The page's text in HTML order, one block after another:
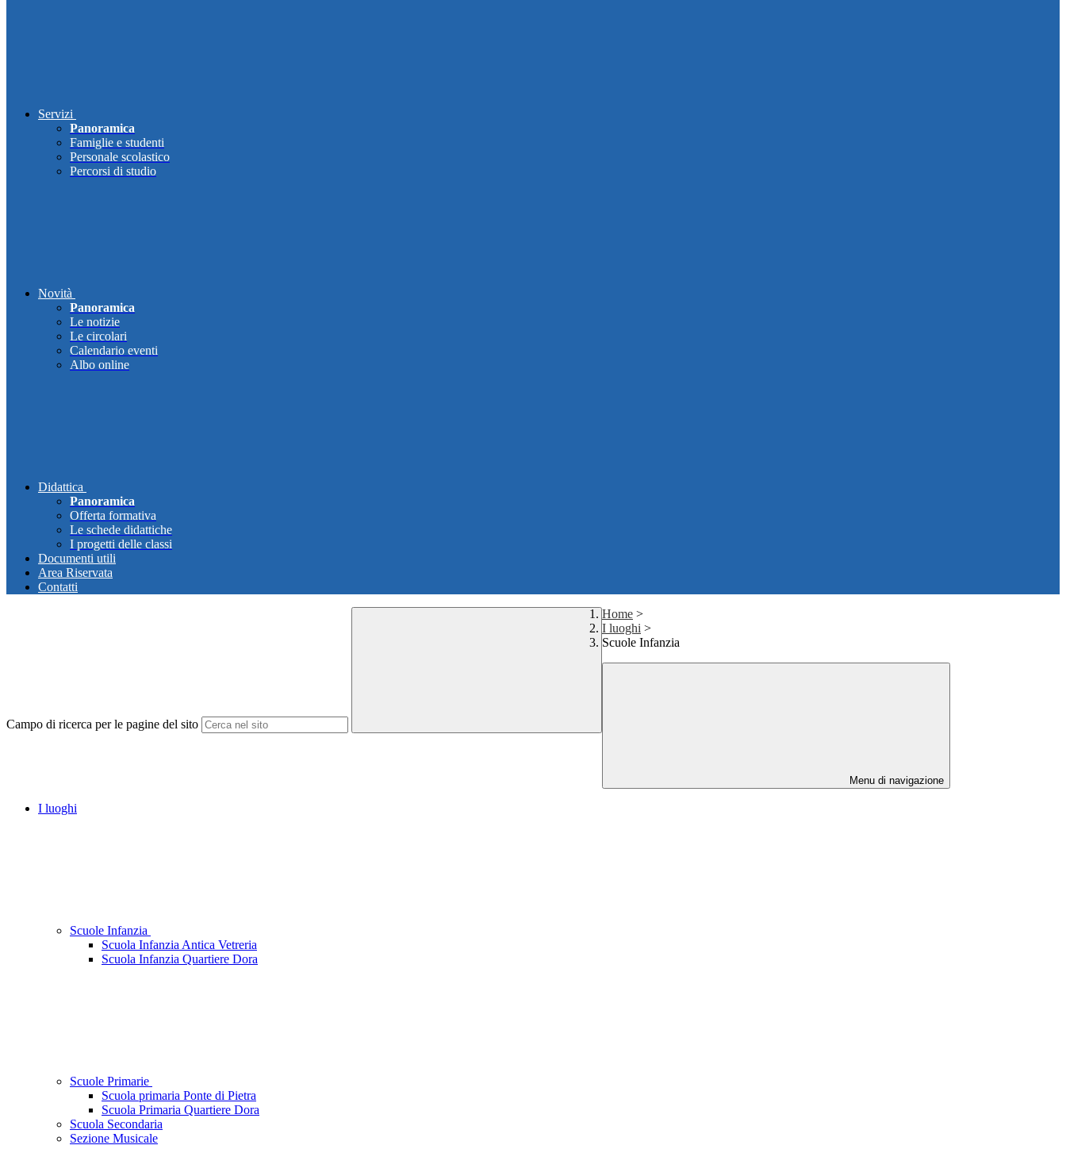
Servizi
Panoramica
Famiglie e studenti
Personale scolastico
Percorsi di studio
Novità
Panoramica
Le notizie
Le circolari
Calendario eventi
Albo online
Didattica
Panoramica
Offerta formativa
Le schede didattiche
I progetti delle classi
Documenti utili
Area Riservata
Contatti
Campo di ricerca per le pagine del sito
Home >
I luoghi >
Scuole Infanzia
Menu di navigazione
I luoghi
Scuole Infanzia
Scuola Infanzia Antica Vetreria
Scuola Infanzia Quartiere Dora
Scuole Primarie
Scuola primaria Ponte di Pietra
Scuola Primaria Quartiere Dora
Scuola Secondaria
Sezione Musicale